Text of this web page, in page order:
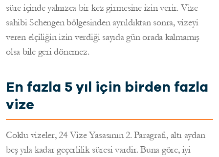
süre içinde yalnızca bir kez girmesine izin verir. Vize
sahibi Schengen bölgesinden ayrıldıktan sonra, vizeyi
veren elçiliğin izin verdiği sayıda gün orada kalmamış
olsa bile geri dönemez.
En fazla 5 yıl için birden fazla
vize
Coklu vizeler, 24 Vize Yasasının 2. Paragrafı, altı aydan
beş yıla kadar geçerlilik süresi vardir. Buna göre, iyi